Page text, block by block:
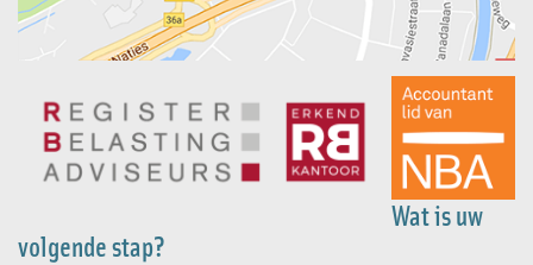
Wat is uw
volgende stap?